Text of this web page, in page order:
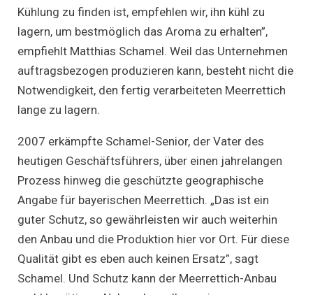
Kühlung zu finden ist, empfehlen wir, ihn kühl zu
lagern, um bestmöglich das Aroma zu erhalten”,
empfiehlt Matthias Schamel. Weil das Unternehmen
auftragsbezogen produzieren kann, besteht nicht die
Notwendigkeit, den fertig verarbeiteten Meerrettich
lange zu lagern.
2007 erkämpfte Schamel-Senior, der Vater des
heutigen Geschäftsführers, über einen jahrelangen
Prozess hinweg die geschützte geographische
Angabe für bayerischen Meerrettich. „Das ist ein
guter Schutz, so gewährleisten wir auch weiterhin
den Anbau und die Produktion hier vor Ort. Für diese
Qualität gibt es eben auch keinen Ersatz”, sagt
Schamel. Und Schutz kann der Meerrettich-Anbau